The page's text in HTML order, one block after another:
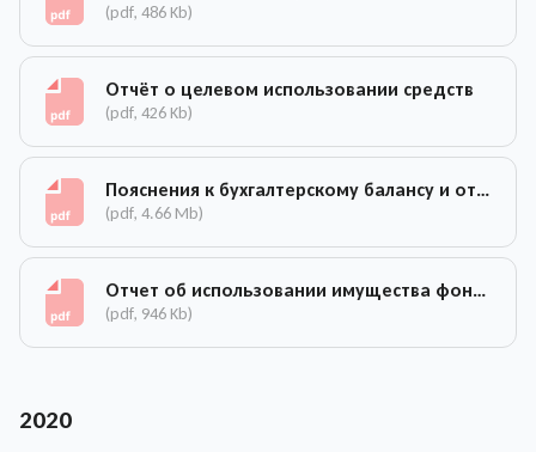
(pdf, 486 Kb)
Отчёт о целевом использовании средств
(pdf, 426 Kb)
Пояснения к бухгалтерскому балансу и отчету о финансовых результатах за 2021 год
(pdf, 4.66 Mb)
Отчет об использовании имущества фонда 2021
(pdf, 946 Kb)
2020